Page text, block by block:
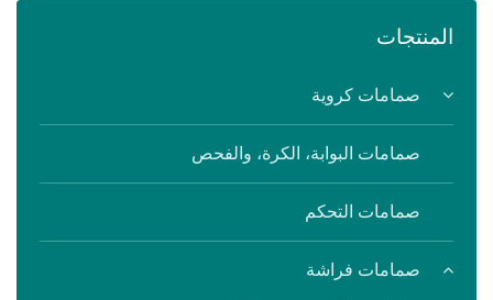
المنتجات
صمامات كروية
صمامات البوابة، الكرة، والفحص
صمامات التحكم
صمامات فراشة